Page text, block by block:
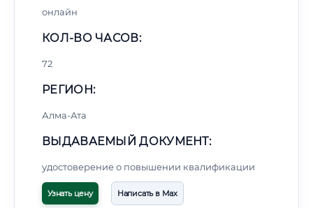
онлайн
КОЛ-ВО ЧАСОВ:
72
РЕГИОН:
Алма-Ата
ВЫДАВАЕМЫЙ ДОКУМЕНТ:
удостоверение о повышении квалификации
Узнать цену Написать в Max